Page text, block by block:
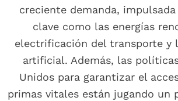
creciente demanda,
clave como las energías
electrificación del transporte y
artificial. Además, las
Unidos para garantizar el
primas vitales están jugando un